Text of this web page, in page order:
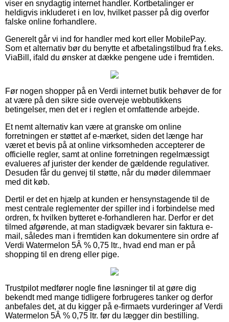
viser en snydagtig internet handler. Kortbetalinger er
heldigvis inkluderet i en lov, hvilket passer på dig overfor
falske online forhandlere.
Generelt går vi ind for handler med kort eller MobilePay.
Som et alternativ bør du benytte et afbetalingstilbud fra f.eks.
ViaBill, ifald du ønsker at dække pengene ude i fremtiden.
Før nogen shopper på en Verdi internet butik behøver de for
at være på den sikre side overveje webbutikkens
betingelser, men det er i reglen et omfattende arbejde.
Et nemt alternativ kan være at granske om online
forretningen er støttet af e-mærket, siden det længe har
været et bevis på at online virksomheden accepterer de
officielle regler, samt at online forretningen regelmæssigt
evalueres af jurister der kender de gældende regulativer.
Desuden får du genvej til støtte, når du møder dilemmaer
med dit køb.
Dertil er det en hjælp at kunden er hensynstagende til de
mest centrale reglementer der spiller ind i forbindelse med
ordren, fx hvilken bytteret e-forhandleren har. Derfor er det
tilmed afgørende, at man stadigvæk bevarer sin faktura e-
mail, således man i fremtiden kan dokumentere sin ordre af
Verdi Watermelon 5Â % 0,75 ltr., hvad end man er på
shopping til en dreng eller pige.
Trustpilot medfører nogle fine løsninger til at gøre dig
bekendt med mange tidligere forbrugeres tanker og derfor
anbefales det, at du kigger på e-firmaets vurderinger af Verdi
Watermelon 5Â % 0,75 ltr. før du lægger din bestilling.